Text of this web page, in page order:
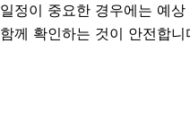
이 중요한 경우에는 예
께 확인하는 것이 안전합니